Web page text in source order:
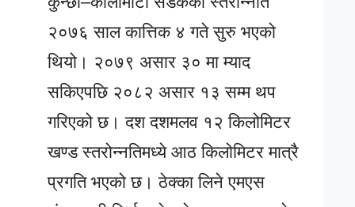
२०७६ साल कात्तिक ४ गते सुरु भएको
थियो। २०७९ असार ३० मा म्याद
सकिएपछि २०८२ असार १३ सम्म थप
गरिएको छ। दश दशमलव १२ किलोमिटर
खण्ड स्तरोन्नतिमध्ये आठ किलोमिटर मात्रै
प्रगति भएको छ। ठेक्का लिने एमएस